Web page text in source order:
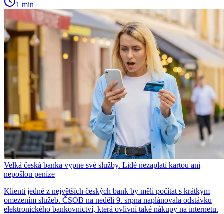
1 min
Velká česká banka vypne své služby. Lidé nezaplatí kartou ani
nepošlou peníze
Klienti jedné z největších českých bank by měli počítat s krátkým
omezením služeb. ČSOB na neděli 9. srpna naplánovala odstávku
elektronického bankovnictví, která ovlivní také nákupy na internetu.